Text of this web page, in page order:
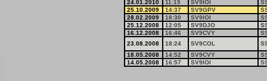
24.01.2010
11:15 SV9IOI
25.10.2009
14:37 SV9GPV
28.02.2009
18:30 SV9IOI
25.12.2008
12:05 SV9DJO
16.12.2008
16:46 SV9CVY
23.08.2008
18:24 SV9COL
18.05.2008
14:52 SV9CVY
14.05.2008
16:57 SV9IOI